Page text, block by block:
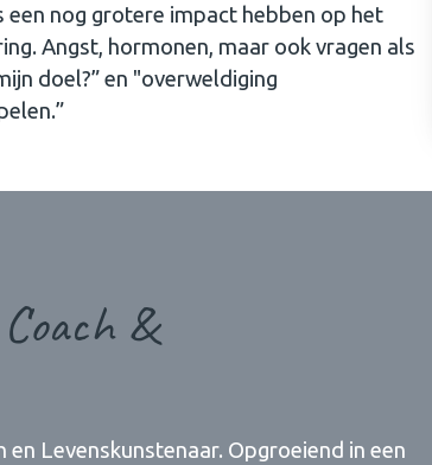
een nog grotere impact hebben op het
Angst, hormonen, maar ook vragen als
doel?” en "overweldiging
&
Levenskunstenaar. Opgroeiend in een